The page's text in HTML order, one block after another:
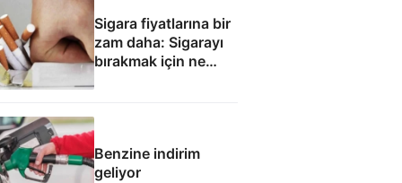
Sigara fiyatlarına bir
zam daha: Sigarayı
bırakmak için ne
Benzine indirim
geliyor